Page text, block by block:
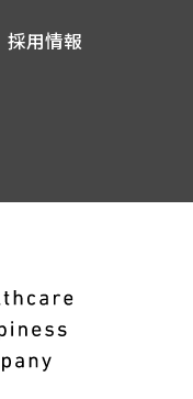
採用情報